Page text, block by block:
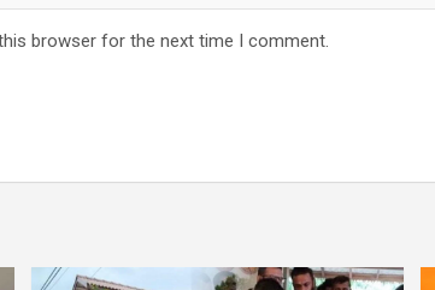
browser for the next time I comment.